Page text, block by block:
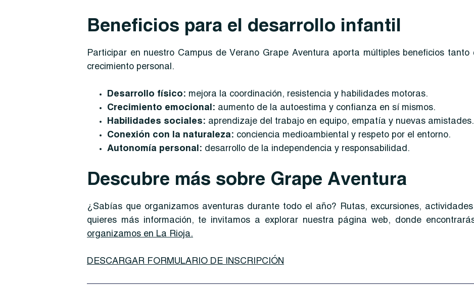
Beneficios para el desarrollo infantil
Participar en nuestro Campus de Verano Grape Aventura aporta múltiples beneficios tanto
crecimiento personal.
Desarrollo físico: mejora la coordinación, resistencia y habilidades motoras.
Crecimiento emocional: aumento de la autoestima y confianza en sí mismos.
Habilidades sociales: aprendizaje del trabajo en equipo, empatía y nuevas amistades.
Conexión con la naturaleza: conciencia medioambiental y respeto por el entorno.
Autonomía personal: desarrollo de la independencia y responsabilidad.
Descubre más sobre Grape Aventura
¿Sabías que organizamos aventuras durante todo el año? Rutas, excursiones,
quieres más información, te invitamos a explorar nuestra página web, donde
organizamos en La Rioja.
DESCARGAR FORMULARIO DE INSCRIPCIÓN